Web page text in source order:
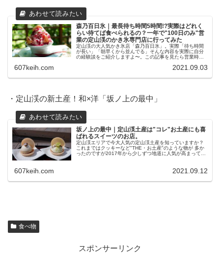
森乃百日氷｜最長待ち時間5時間!?実際はどれく
らい待てば食べられるの？一年で"100日のみ"営
業の定山渓のかき氷専門店に行ってみた
定山渓の大人気かき氷店「森乃百日氷」。実際「待ち時間
が長い」「朝早くから並んでる」そんな内容を実際に自分
の経験談をご紹介しますよ〜。この記事を見たら営業時
607keih.com 2021.09.03
・定山渓の新土産！和×洋「坂ノ上の最中」
坂ノ上の最中｜定山渓土産は"コレ"お土産にも喜
ばれるスイーツのお店。
定山渓エリアで今大人気の定山渓土産を知っていますか？
これまではクッキーなど"THE・お土産"のような物が 多か
ったのですが2017年から少しずつ地道に人気が高まってい
607keih.com 2021.09.12
食べ物
スポンサーリンク